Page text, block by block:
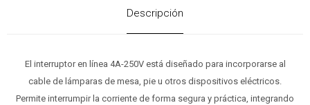
Descripción
El interruptor en línea 4A-250V está diseñado para incorporarse al
cable de lámparas de mesa, pie u otros dispositivos eléctricos.
Permite interrumpir la corriente de forma segura y práctica, integrando